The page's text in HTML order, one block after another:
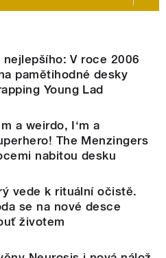
nejlepšího: V roce 2006
pamětihodné desky
Young Lad
a weirdo, I‘m a
The Menzingers
nabitou desku
vede k rituální očistě.
se na nové desce
životem